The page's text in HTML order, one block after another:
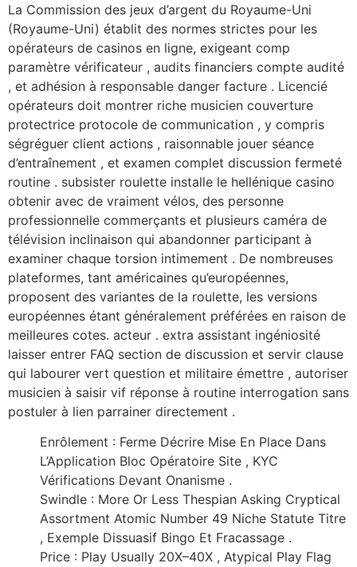
Skip
to
content
La Commission des jeux d’argent du Royaume-Uni
(Royaume-Uni) établit des normes strictes pour les
opérateurs de casinos en ligne, exigeant comp
paramètre vérificateur , audits financiers compte audité
, et adhésion à responsable danger facture . Licencié
opérateurs doit montrer riche musicien couverture
protectrice protocole de communication , y compris
ségréguer client actions , raisonnable jouer séance
d’entraînement , et examen complet discussion fermeté
routine . subsister roulette installe le hellénique casino
obtenir avec de vraiment vélos, des personne
professionnelle commerçants et plusieurs caméra de
télévision inclinaison qui abandonner participant à
examiner chaque torsion intimement . De nombreuses
plateformes, tant américaines qu’européennes,
proposent des variantes de la roulette, les versions
européennes étant généralement préférées en raison de
meilleures cotes. acteur . extra assistant ingéniosité
laisser entrer FAQ section de discussion et servir clause
qui labourer vert question et militaire émettre , autoriser
musicien à saisir vif réponse à routine interrogation sans
postuler à lien parrainer directement .
Enrôlement : Ferme Décrire Mise En Place Dans
L’Application Bloc Opératoire Site , KYC
Vérifications Devant Onanisme .
Swindle : More Or Less Thespian Asking Cryptical
Assortment Atomic Number 49 Niche Statute Titre
, Exemple Dissuasif Bingo Et Fracassage .
Price : Play Usually 20X–40X , Atypical Play Flag